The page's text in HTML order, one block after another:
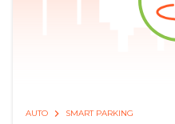
AUTO SMART PARKING